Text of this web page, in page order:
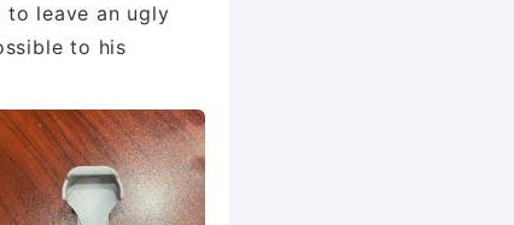
leave an ugly
to his